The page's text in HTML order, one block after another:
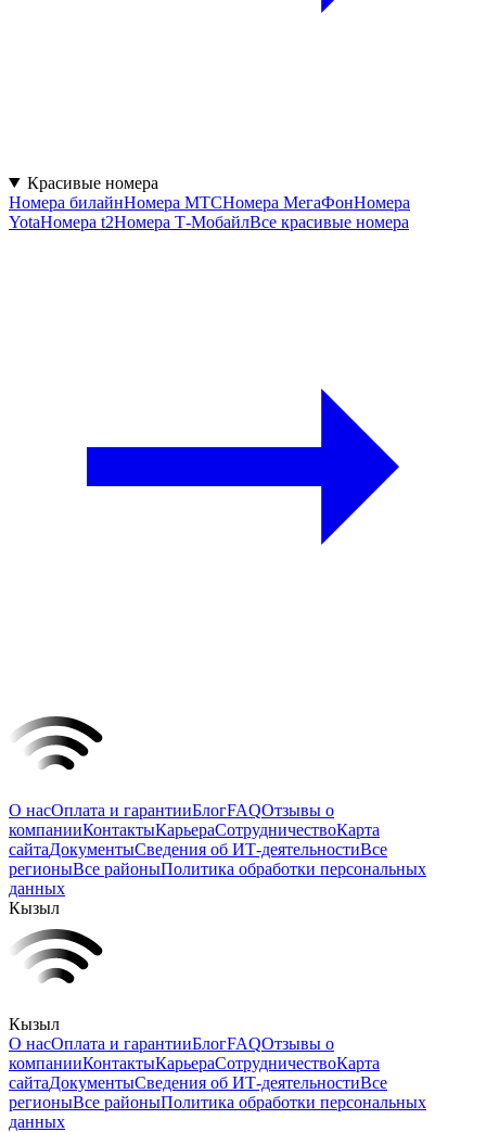
Красивые номера
Номера билайнНомера МТСНомера МегаФонНомера
YotaНомера t2Номера Т-МобайлВсе красивые номера
О насОплата и гарантииБлогFAQОтзывы о
компанииКонтактыКарьераСотрудничествоКарта
сайтаДокументыСведения об ИТ-деятельностиВсе
регионыВсе районыПолитика обработки персональных
данных
Кызыл
Кызыл
О насОплата и гарантииБлогFAQОтзывы о
компанииКонтактыКарьераСотрудничествоКарта
сайтаДокументыСведения об ИТ-деятельностиВсе
регионыВсе районыПолитика обработки персональных
данных